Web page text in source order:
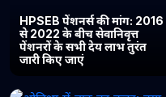
HPSEB पेंशनर्स की मांग: 2016
से 2022 के बीच सेवानिवृत्त
पेंशनरों के सभी देय लाभ तुरंत
जारी किए जाएं